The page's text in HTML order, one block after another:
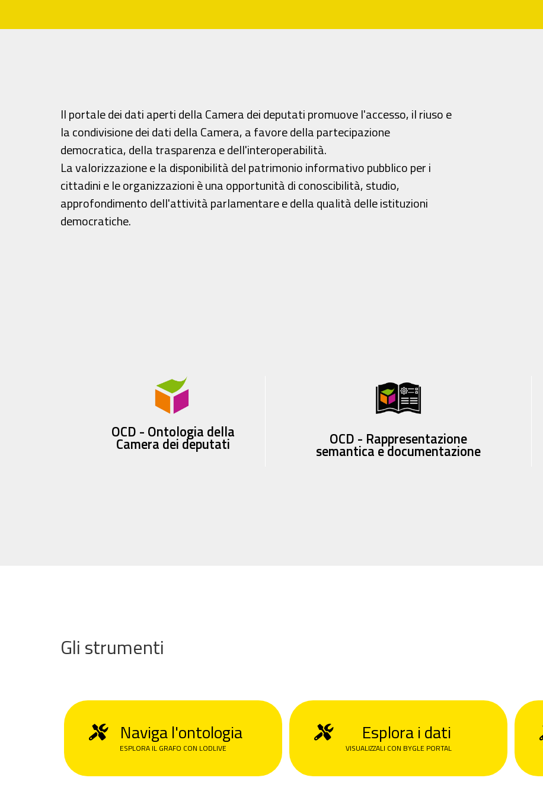
Il portale dei dati aperti della Camera dei deputati promuove l'accesso, il riuso e
la condivisione dei dati della Camera, a favore della partecipazione
democratica, della trasparenza e dell'interoperabilità.
La valorizzazione e la disponibilità del patrimonio informativo pubblico per i
cittadini e le organizzazioni è una opportunità di conoscibilità, studio,
approfondimento dell'attività parlamentare e della qualità delle istituzioni
democratiche.
OCD - Ontologia della
Camera dei deputati OCD - Rappresentazione
semantica e documentazione
Gli strumenti
Naviga l'ontologia
ESPLORA IL GRAFO CON LODLIVE
Esplora i dati
VISUALIZZALI CON BYGLE PORTAL